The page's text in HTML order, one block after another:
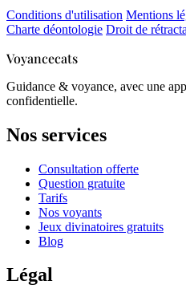
Conditions d'utilisation Mentions
Charte déontologie Droit de
Voyancecats
Guidance & voyance, avec une
confidentielle.
Nos services
Consultation offerte
Question gratuite
Tarifs
Nos voyants
Jeux divinatoires gratuits
Blog
Légal